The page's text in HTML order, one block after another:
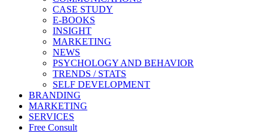
CASE STUDY
E-BOOKS
INSIGHT
MARKETING
NEWS
PSYCHOLOGY AND BEHAVIOR
TRENDS / STATS
SELF DEVELOPMENT
BRANDING
MARKETING
SERVICES
Free Consult